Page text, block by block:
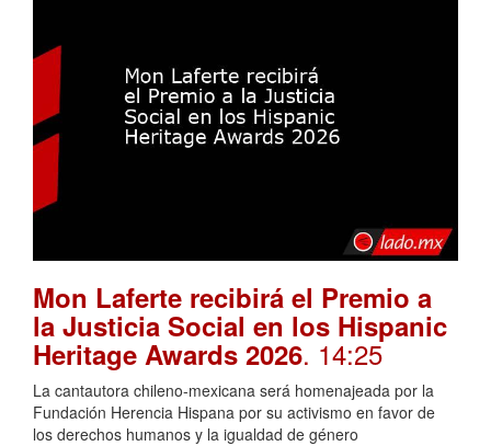
Mon Laferte recibirá el Premio a
la Justicia Social en los Hispanic
Heritage Awards 2026. 14:25
La cantautora chileno-mexicana será homenajeada por la
Fundación Herencia Hispana por su activismo en favor de
los derechos humanos y la igualdad de género